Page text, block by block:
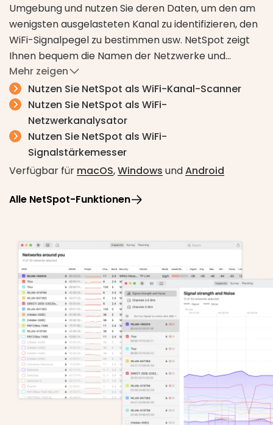
Umgebung und nutzen Sie deren Daten, um den am
wenigsten ausgelasteten Kanal zu identifizieren, den
WiFi-Signalpegel zu bestimmen usw. NetSpot zeigt
Ihnen bequem die Namen der Netzwerke und
Informationen wie SSID, BSSID, Signalstärke,
Frequenzbänder und mehr an.
Sie werden die Reaktionsfähigkeit der
Benutzeroberfläche mit einem einfachen Wechsel
zwischen der Tabellen- und der Diagrammansicht,
die Datenfilter nach einer Vielzahl von Parametern
sowie den Export der gesammelten Daten im CSV-
Format zu schätzen wissen.
Mehr zeigen
Nutzen Sie NetSpot als WiFi-Kanal-Scanner
Nutzen Sie NetSpot als WiFi-
Netzwerkanalysator
Nutzen Sie NetSpot als WiFi-
Signalstärkemesser
Verfügbar für macOS,Windows undAndroid
Alle NetSpot-Funktionen